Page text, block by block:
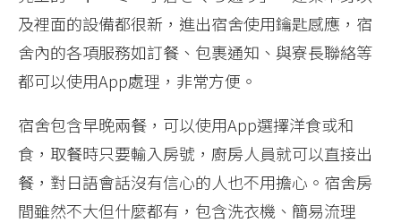
及裡面的設備都很新，進出宿舍使用鑰匙感應，宿
舍內的各項服務如訂餐、包裹通知、與寮長聯絡等
都可以使用App處理，非常方便。
宿舍包含早晚兩餐，可以使用App選擇洋食或和
食，取餐時只要輸入房號，廚房人員就可以直接出
餐，對日語會話沒有信心的人也不用擔心。宿舍房
間雖然不大但什麼都有，包含洗衣機、簡易流理